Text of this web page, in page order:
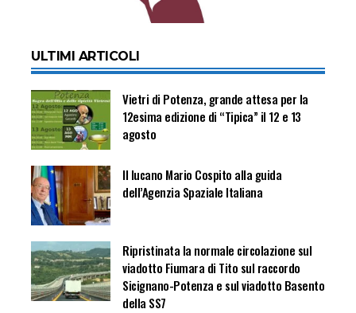
ULTIMI ARTICOLI
Vietri di Potenza, grande attesa per la
12esima edizione di “Tipica” il 12 e 13
agosto
Il lucano Mario Cospito alla guida
dell’Agenzia Spaziale Italiana
Ripristinata la normale circolazione sul
viadotto Fiumara di Tito sul raccordo
Sicignano-Potenza e sul viadotto Basento
della SS7